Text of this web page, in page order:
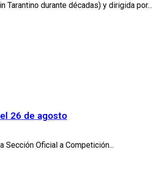
Tarantino durante décadas) y dirigida por...
26 de agosto
Sección Oficial a Competición...